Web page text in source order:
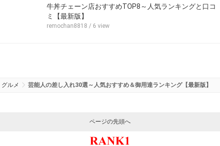
牛丼チェーン店おすすめTOP8～人気ランキングと口コ
ミ【最新版】
remochan8818 / 6 view
グルメ 芸能人の差し入れ30選～人気おすすめ＆御用達ランキング【最新版】
ページの先頭へ